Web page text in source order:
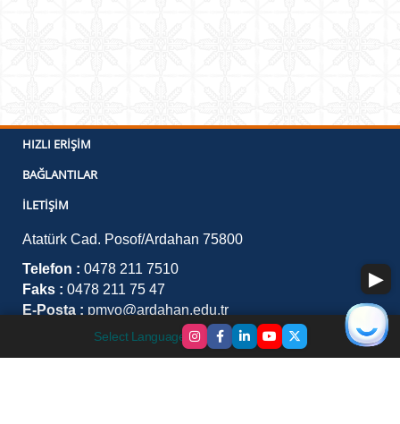
Select Language ▼
HIZLI ERIŞIM
BAĞLANTILAR
İLETIŞIM
Atatürk Cad. Posof/Ardahan 75800
Telefon : 0478 211 7510
Faks : 0478 211 75 47
E-Posta : pmyo@ardahan.edu.tr